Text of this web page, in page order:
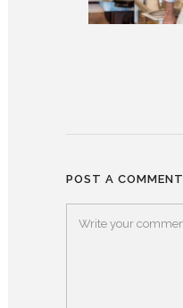
POST A COMMENT